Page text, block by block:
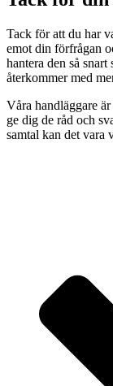
Tack för att du har
emot din förfrågan
hantera den så
återkommer med
Våra handläggare
ge dig de råd och
samtal kan det vara